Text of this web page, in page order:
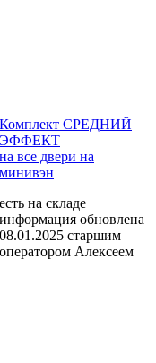
Комплект СРЕДНИЙ
ЭФФЕКТ
на все двери на
минивэн
есть на складе
информация обновлена
08.01.2025 старшим
оператором Алексеем